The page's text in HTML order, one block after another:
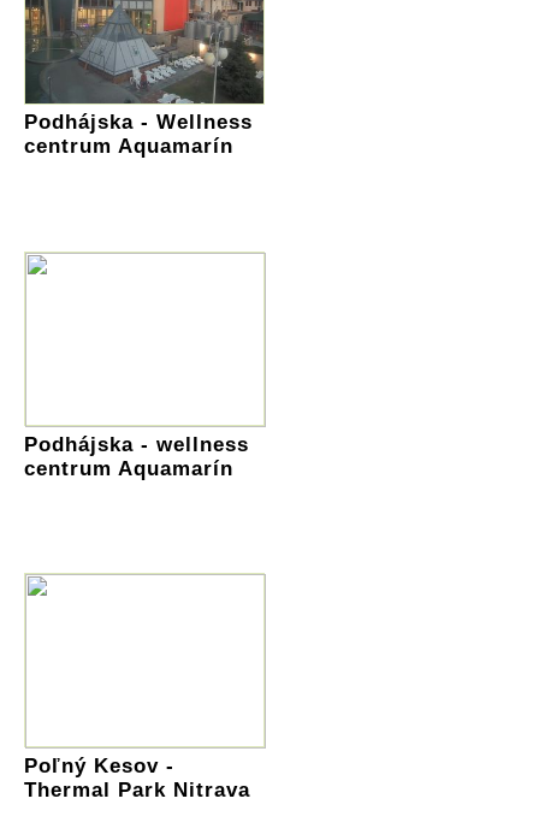
Podhájska - Wellness
centrum Aquamarín
Podhájska - wellness
centrum Aquamarín
Poľný Kesov -
Thermal Park Nitrava